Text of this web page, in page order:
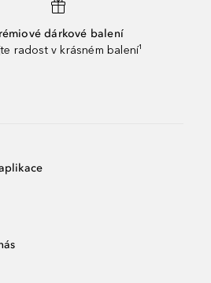
dárkové balení
radost v krásném balení¹